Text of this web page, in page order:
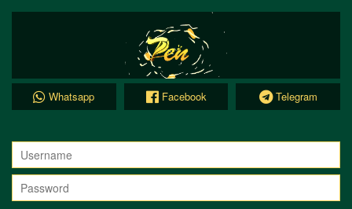
Whatsapp Facebook Telegram